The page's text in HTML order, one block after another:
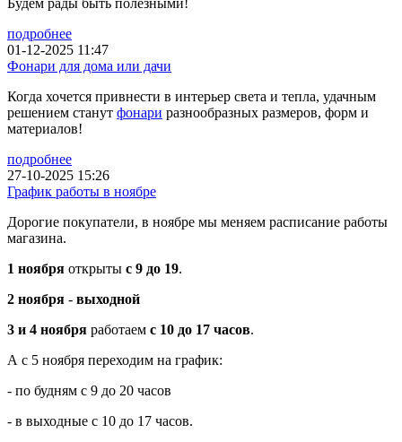
подробнее
01-12-2025 11:47
Фонари для дома или дачи
Когда хочется привнести в интерьер света и тепла, удачным
решением станут фонари разнообразных размеров, форм и
материалов!
подробнее
27-10-2025 15:26
График работы в ноябре
Дорогие покупатели, в ноябре мы меняем расписание работы
магазина.
1 ноября открыты с 9 до 19.
2 ноября - выходной
3 и 4 ноября работаем с 10 до 17 часов.
А с 5 ноября переходим на график:
- по будням с 9 до 20 часов
- в выходные с 10 до 17 часов.